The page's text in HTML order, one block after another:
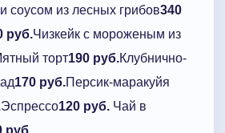
соусом из лесных грибов340
руб.Чизкейк с мороженым из
торт190 руб.Клубнично-
170 руб.Персик-маракуйя
Эспрессо120 руб. ​Чай в
руб.